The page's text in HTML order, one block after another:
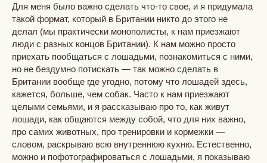
Для меня было важно сделать что-то свое, и я придумала
такой формат, который в Британии никто до этого не
делал (мы практически монополисты, к нам приезжают
люди с разных концов Британии). К нам можно просто
приехать пообщаться с лошадьми, познакомиться с ними,
но не бездумно потискать — так можно сделать в
Британии вообще где угодно, потому что лошадей здесь,
кажется, больше, чем собак. Часто к нам приезжают
целыми семьями, и я рассказываю про то, как живут
лошади, как общаются между собой, что для них важно,
про самих животных, про тренировки и кормежки —
словом, раскрываю всю внутреннюю кухню. Естественно,
можно и пофотографироваться с лошадьми, я показываю